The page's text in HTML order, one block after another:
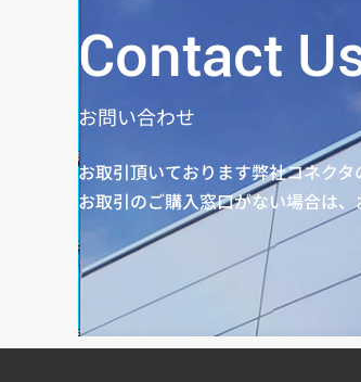
Contact
お問い合わせ
お取引頂いております弊社コネク
お取引のご購入窓口がない場合は